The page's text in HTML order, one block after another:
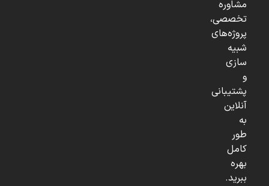
مشاوره
تخصصی،
پروژه‌های
شبیه
سازی
و
پشتیبانی
آنلاین
به
طور
کامل
بهره
ببرید.